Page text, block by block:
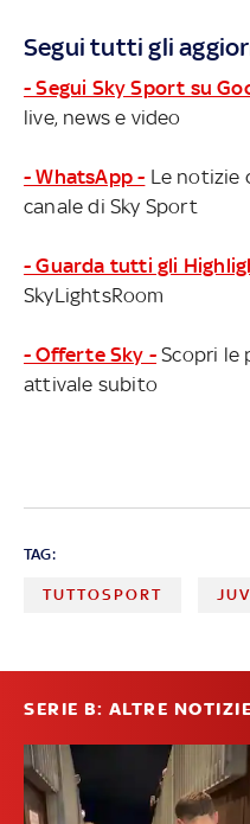
Segui tutti gli
- Segui Sky Sport su
live, news e video
- WhatsApp - Le notizie
canale di Sky Sport
- Guarda tutti gli
SkyLightsRoom
- Offerte Sky - Scopri le
attivale subito
TAG:
TUTTOSPORT
SERIE B: ALTRE NOTIZIE